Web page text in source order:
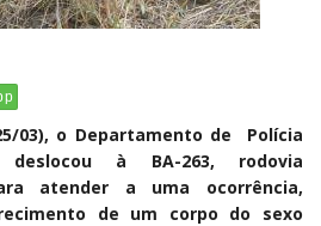
03), o Departamento de Polícia
à BA-263, rodovia
atender a uma ocorrência,
de um corpo do sexo